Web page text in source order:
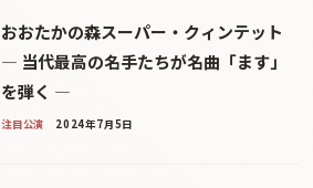
おおたかの森スーパー・クィンテット
― 当代最高の名手たちが名曲「ます」
を弾く ―
注目公演 2024年7月5日